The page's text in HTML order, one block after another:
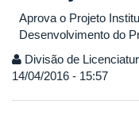
Aprova o Projeto
Desenvolvimento do
Divisão de
14/04/2016 - 15:57